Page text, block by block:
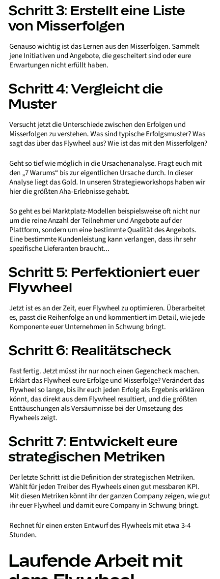
Schritt 3: Erstellt eine Liste
von Misserfolgen
Genauso wichtig ist das Lernen aus den Misserfolgen. Sammelt
jene Initiativen und Angebote, die gescheitert sind oder eure
Erwartungen nicht erfüllt haben.
Schritt 4: Vergleicht die
Muster
Versucht jetzt die Unterschiede zwischen den Erfolgen und
Misserfolgen zu verstehen. Was sind typische Erfolgsmuster? Was
sagt das über das Flywheel aus? Wie ist das mit den Misserfolgen?
Geht so tief wie möglich in die Ursachenanalyse. Fragt euch mit
den „7 Warums“ bis zur eigentlichen Ursache durch. In dieser
Analyse liegt das Gold. In unseren Strategieworkshops haben wir
hier die größten Aha-Erlebnisse gehabt.
So geht es bei Marktplatz-Modellen beispielsweise oft nicht nur
um die reine Anzahl der Teilnehmer und Angebote auf der
Plattform, sondern um eine bestimmte Qualität des Angebots.
Eine bestimmte Kundenleistung kann verlangen, dass ihr sehr
spezifische Lieferanten braucht...
Schritt 5: Perfektioniert euer
Flywheel
Jetzt ist es an der Zeit, euer Flywheel zu optimieren. Überarbeitet
es, passt die Reihenfolge an und kommentiert im Detail, wie jede
Komponente euer Unternehmen in Schwung bringt.
Schritt 6: Realitätscheck
Fast fertig. Jetzt müsst ihr nur noch einen Gegencheck machen.
Erklärt das Flywheel eure Erfolge und Misserfolge? Verändert das
Flywheel so lange, bis ihr euch jeden Erfolg als Ergebnis erklären
könnt, das direkt aus dem Flywheel resultiert, und die größten
Enttäuschungen als Versäumnisse bei der Umsetzung des
Flywheels zeigt.
Schritt 7: Entwickelt eure
strategischen Metriken
Der letzte Schritt ist die Definition der strategischen Metriken.
Wählt für jeden Treiber des Flywheels einen gut messbaren KPI.
Mit diesen Metriken könnt ihr der ganzen Company zeigen, wie gut
ihr euer Flywheel und damit eure Company in Schwung bringt.
Rechnet für einen ersten Entwurf des Flywheels mit etwa 3-4
Stunden.
Laufende Arbeit mit